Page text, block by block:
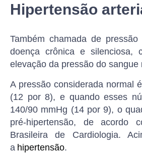
Hipertensão
Também chamada de
doença crônica e silenciosa,
elevação da pressão do sangue
A pressão considerada normal
(12 por 8), e quando esses
140/90 mmHg (14 por 9), o
pré-hipertensão, de acordo
Brasileira de Cardiologia.
a hipertensão.